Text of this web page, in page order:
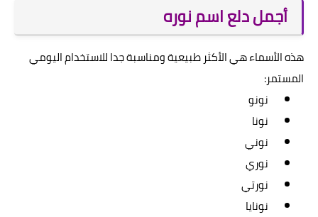
أجمل دلع اسم نوره
هذه الأسماء هي الأكثر طبيعية ومناسبة جدا للاستخدام اليومي
المستمر:
نونو
نونا
نوني
نوري
نورتي
نونايا